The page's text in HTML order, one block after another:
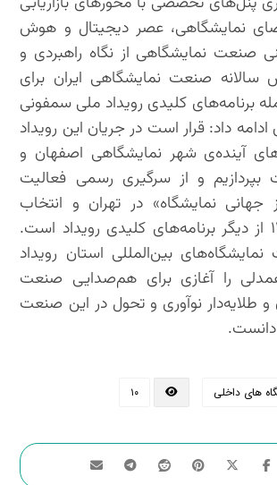
نمایشگاهی، عصر دیجیتال و هوش
صنعت نمایشگاهی از نگاه راهبردی و
سالانه صنعت نمایشگاهی ایران برای
برنامه‌های کلیدی رویداد ملی سمفونی
داد: قرار است در جریان این رویداد
آینده‌ی شهر نمایشگاهی اصفهان و
بپردازیم و از سرگیری رسمی فعالیت
جهانی نمایشگاه» در تهران و انتخاب
میزبان سال ۱۴۰۵ از دیگر برنامه‌های کلیدی رویداد است.
بین‌المللی استان رویداد
را آغازی برای هم‌صدایی صنعت
و طلایه‌دار نوآوری و تحول در این صنعت
دانست.
های داخلی ۱۰